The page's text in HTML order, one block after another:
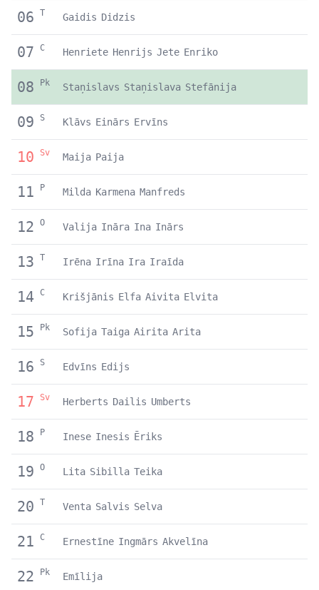
06 T Gaidis Didzis
07 C Henriete Henrijs Jete Enriko
08 Pk Staņislavs Staņislava Stefānija
09 S Klāvs Einārs Ervīns
10 Sv Maija Paija
11 P Milda Karmena Manfreds
12 O Valija Ināra Ina Inārs
13 T Irēna Irīna Ira Iraīda
14 C Krišjānis Elfa Aivita Elvita
15 Pk Sofija Taiga Airita Arita
16 S Edvīns Edijs
17 Sv Herberts Dailis Umberts
18 P Inese Inesis Ēriks
19 O Lita Sibilla Teika
20 T Venta Salvis Selva
21 C Ernestīne Ingmārs Akvelīna
22 Pk Emīlija